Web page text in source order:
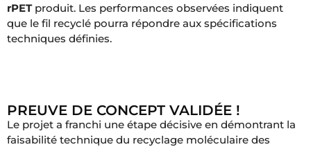
rPETproduit. Les performances observées indiquent
que le fil recyclé pourra répondre aux spécifications
techniques définies.
PREUVE DE CONCEPT VALIDÉE !
Le projet a franchi une étape décisive en démontrant la
faisabilité technique du recyclage moléculaire des